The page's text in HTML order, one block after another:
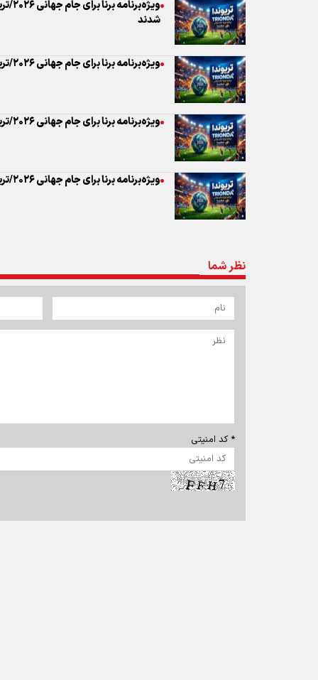
شدند
ویژه‌برنامه برنا برای جام جهانی ۲۰۲۶/تریوندا(۱۵)؛ کانگوروها وارد می‌شوند
ویژه‌برنامه برنا برای جام جهانی ۲۰۲۶/تریوندا(۱۴)؛ میزبان بیگانه با فوتبال
ویژه‌برنامه برنا برای جام جهانی ۲۰۲۶/تریوندا(۱۶)؛ آشنایی با سرزمین آرپا
نظر شما
* کد امنیتی